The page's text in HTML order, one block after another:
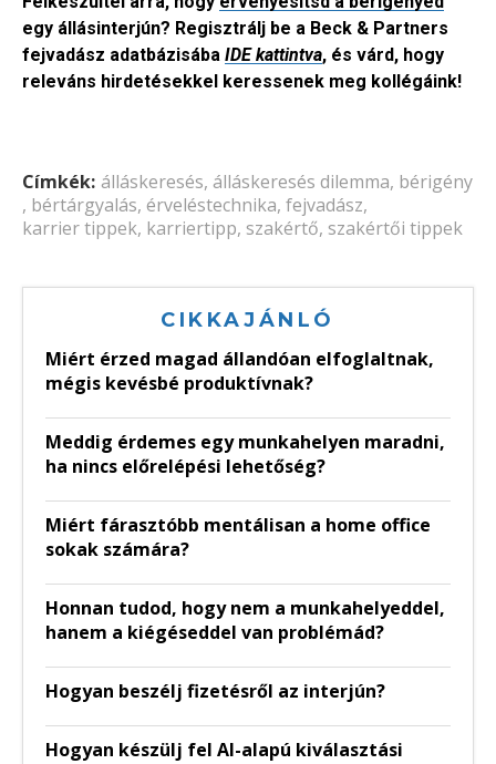
egy állásinterjún? Regisztrálj be a Beck & Partners
fejvadász adatbázisába IDE kattintva, és várd, hogy
releváns hirdetésekkel keressenek meg kollégáink!
Címkék: álláskeresés, álláskeresés dilemma, bérigény
, bértárgyalás, érveléstechnika, fejvadász,
karrier tippek, karriertipp, szakértő, szakértői tippek
CIKKAJÁNLÓ
Miért érzed magad állandóan elfoglaltnak,
mégis kevésbé produktívnak?
Meddig érdemes egy munkahelyen maradni,
ha nincs előrelépési lehetőség?
Miért fárasztóbb mentálisan a home office
sokak számára?
Honnan tudod, hogy nem a munkahelyeddel,
hanem a kiégéseddel van problémád?
Hogyan beszélj fizetésről az interjún?
Hogyan készülj fel AI-alapú kiválasztási